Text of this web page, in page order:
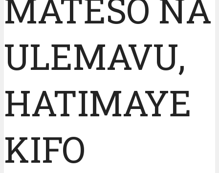
MATESO NA
ULEMAVU,
HATIMAYE
KIFO